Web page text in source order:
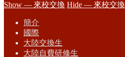
Show — 來校交換 Hide — 來校交換
簡介
國際
大陸交換生
大陸自費研修生